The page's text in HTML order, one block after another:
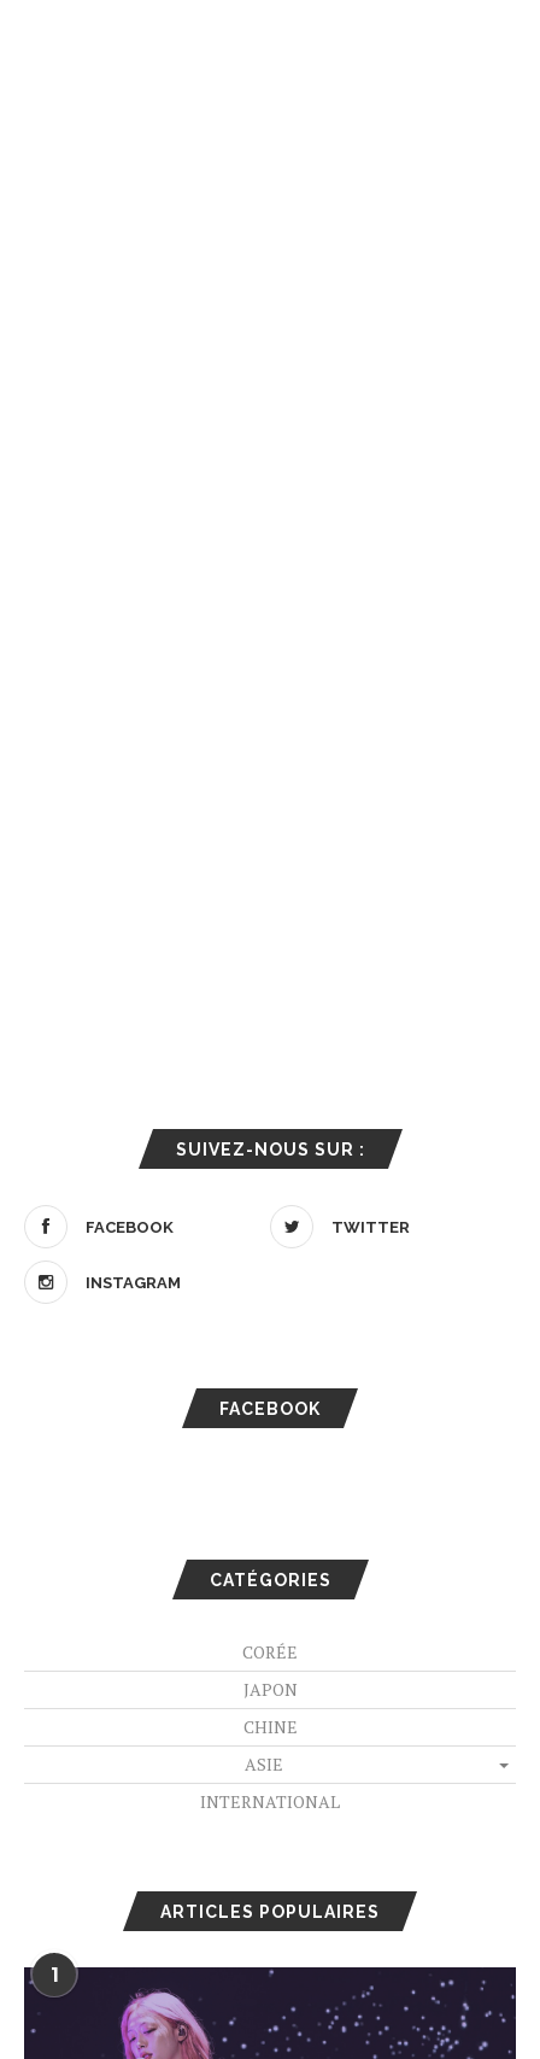
SUIVEZ-NOUS SUR :
FACEBOOK TWITTER
INSTAGRAM
FACEBOOK
CATÉGORIES
CORÉE
JAPON
CHINE
ASIE
INTERNATIONAL
ARTICLES POPULAIRES
1